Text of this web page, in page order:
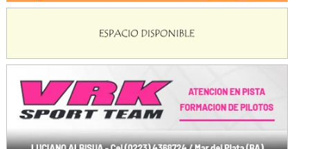
José Samuel Sánchez (Tierra)
Juan Navarro (Asfalto)
El Timbó (Tucumán)